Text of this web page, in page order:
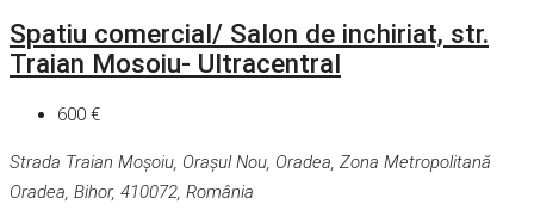
Spatiu comercial/ Salon de inchiriat, str.
Traian Mosoiu- Ultracentral
600 €
Strada Traian Moșoiu, Orașul Nou, Oradea, Zona Metropolitană
Oradea, Bihor, 410072, România